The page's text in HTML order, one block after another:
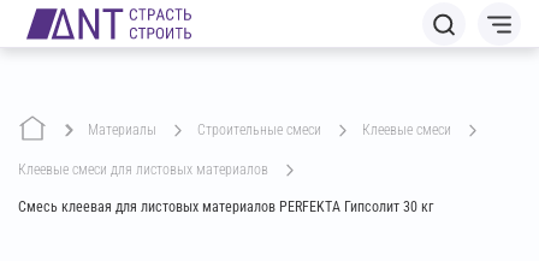
Материалы строительные смеси клеевые смеси
клеевые смеси для листовых материалов
Смесь клеевая для листовых материалов PERFEKTA Гипсолит 30 кг